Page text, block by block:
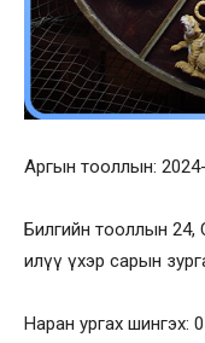
Аргын тооллын:
Билгийн тооллын 24,
илүү үхэр сарын
Наран ургах шингэх: